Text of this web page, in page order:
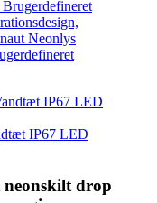
IP67 LED
neonskilt drop